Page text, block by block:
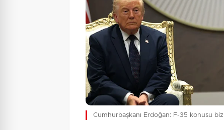
Cumhurbaşkanı Erdoğan: F-35 konusu